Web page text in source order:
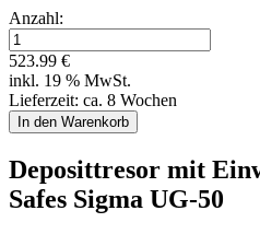
Anzahl:
523.99 €
inkl. 19 % MwSt.
Lieferzeit: ca. 8 Wochen
Deposittresor mit
Safes Sigma UG-50